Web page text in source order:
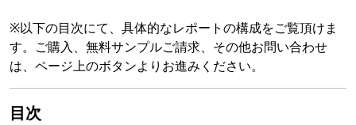
※以下の目次にて、具体的なレポートの構成をご覧頂けま
す。ご購入、無料サンプルご請求、その他お問い合わせ
は、ページ上のボタンよりお進みください。
目次